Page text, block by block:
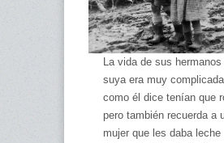
La vida de sus
suya era muy
como él dice tenían que
pero también recuerda a
mujer que les daba leche